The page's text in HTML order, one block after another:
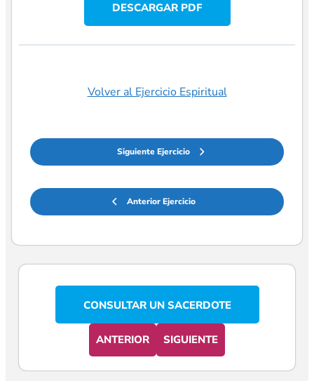
DESCARGAR PDF
Anterior Ejercicio
Volver al Ejercicio Espiritual
Siguiente Ejercicio
CONSULTAR UN SACERDOTE
ANTERIOR SIGUIENTE